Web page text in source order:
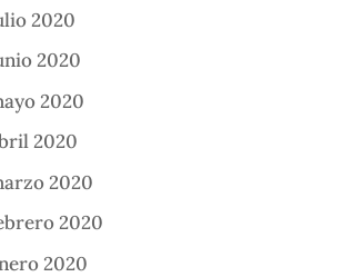
2020
2020
2020
2020
2020
2020
2020